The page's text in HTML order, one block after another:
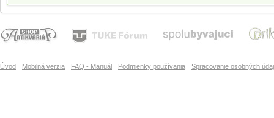
Úvod Mobilná verzia FAQ - Manuál Podmienky používania Spracovanie osobných